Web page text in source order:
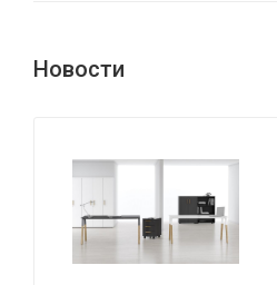
Новости